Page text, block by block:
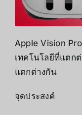
Apple Vision
เทคโนโลยีที่แตก
แตกต่างกัน
จุดประสงค์